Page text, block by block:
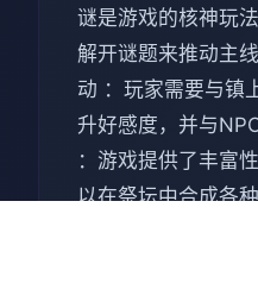
谜是游戏的核神玩
解开谜题来推动主
动 ：玩家需要与镇
升好感度，并与
：游戏提供了丰富
以在祭坛中合成各